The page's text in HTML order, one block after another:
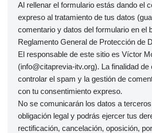
Al rellenar el formulario estás dando el
expreso al tratamiento de tus datos
comentario y datos del formulario en el
Reglamento General de Protección de
El responsable de este sitio es Víctor
(info@citaprevia-itv.org). La finalidad
controlar el spam y la gestión de
con tu consentimiento expreso.
No se comunicarán los datos a
obligación legal y podrás ejercer tus
rectificación, cancelación, oposición,